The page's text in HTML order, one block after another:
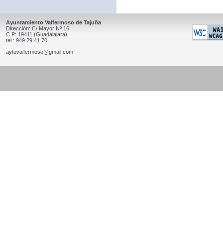
Ayuntamiento Valfermoso de Tajuña
Dirección: C/ Mayor Nº 16
C.P: 19411 (Guadalajara)
tel.: 949 29 41 70
aytovalfermoso@gmail.com